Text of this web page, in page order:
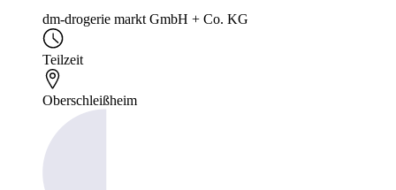
dm-drogerie markt GmbH + Co. KG
Teilzeit
Oberschleißheim